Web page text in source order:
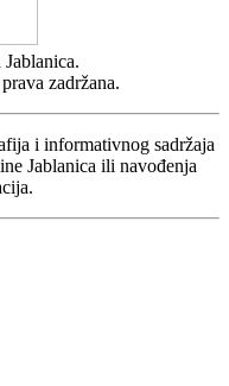
zadržana.
i informativnog sadržaja
Jablanica ili navođenja